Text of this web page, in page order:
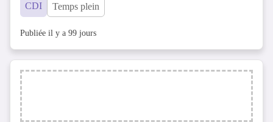
CDI Temps plein
Publiée il y a 99 jours